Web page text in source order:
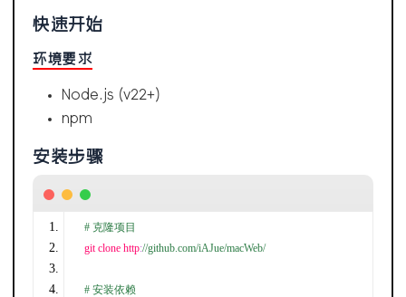
快速开始
环境要求
Node.js (v22+)
npm
安装步骤
# 克隆项目
git clone http://github.com/iAJue/macWeb/
# 安装依赖